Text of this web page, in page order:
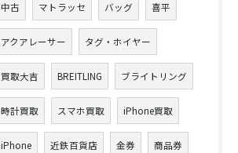
中古 マトラッセ バッグ 喜平
アクアレーサー タグ・ホイヤー
買取大吉 BREITLING ブライトリング
時計買取 スマホ買取 iPhone買取
iPhone 近鉄百貨店 金券 商品券